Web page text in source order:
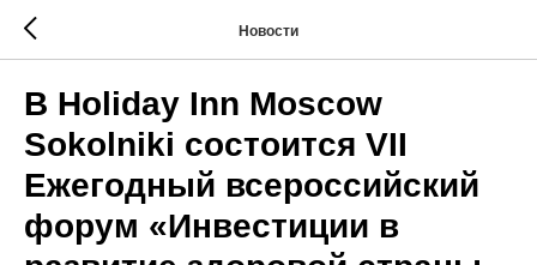
Новости
В Holiday Inn Moscow
Sokolniki состоится VII
Ежегодный всероссийский
форум «Инвестиции в